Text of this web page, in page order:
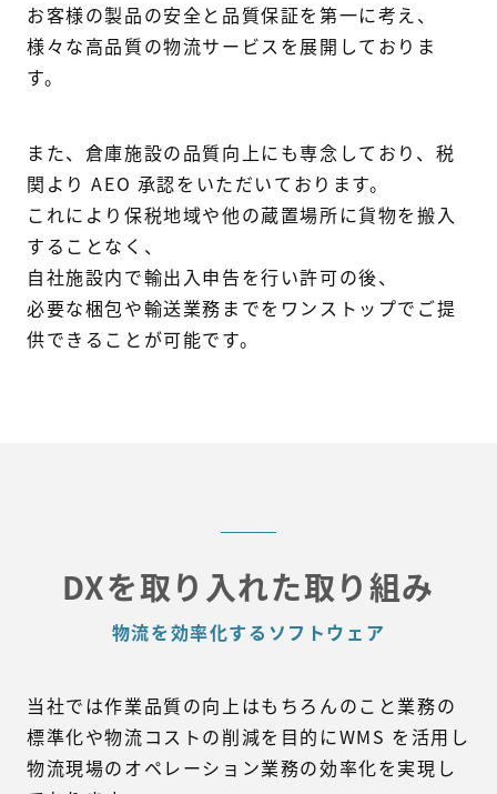
お客様の製品の安全と品質保証を第一に考え、
様々な高品質の物流サービスを展開しておりま
す。
また、倉庫施設の品質向上にも専念しており、 税
関より AEO 承認をいただいております。
これにより保税地域や他の蔵置場所に貨物を搬入
することなく、
自社施設内で輸出入申告を行い許可の後、
必要な梱包や輸送業務までをワンストップでご提
供できることが可能です。
DXを取り入れた取り組み
物流を効率化するソフトウェア
当社では作業品質の向上はもちろんのこと業務の
標準化や物流コストの削減を目的にWMS を活用し
物流現場のオペレーション業務の効率化を実現し